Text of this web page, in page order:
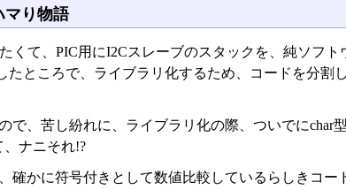
マり物語
くて、PIC用にI2Cスレーブのスタックを、純ソフ
ところで、ライブラリ化するため、コードを分割
、苦し紛れに、ライブラリ化の際、ついでにchar
ナニそれ!?
確かに符号付きとして数値比較しているらしきコー